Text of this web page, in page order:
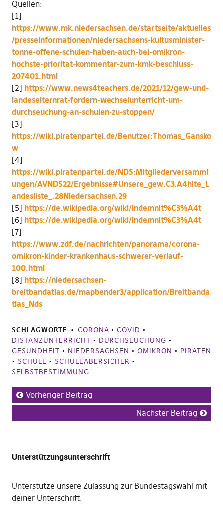
Quellen:
[1]
https://www.mk.niedersachsen.de/startseite/aktuelles
/presseinformationen/niedersachsens-kultusminister-
tonne-offene-schulen-haben-auch-bei-omikron-
hochste-prioritat-kommentar-zum-kmk-beschluss-
207401.html
[2] https://www.news4teachers.de/2021/12/gew-und-
landeselternrat-fordern-wechselunterricht-um-
durchseuchung-an-schulen-zu-stoppen/
[3]
https://wiki.piratenpartei.de/Benutzer:Thomas_Gansko
w
[4]
https://wiki.piratenpartei.de/NDS:Mitgliederversamml
ungen/AVNDS22/Ergebnisse#Unsere_gew.C3.A4hlte_L
andesliste_.28Niedersachsen.29
[5] https://de.wikipedia.org/wiki/Indemnit%C3%A4t
[6] https://de.wikipedia.org/wiki/Indemnit%C3%A4t
[7]
https://www.zdf.de/nachrichten/panorama/corona-
omikron-kinder-krankenhaus-schwerer-verlauf-
100.html
[8] https://niedersachsen-
breitbandatlas.de/mapbender3/application/Breitbanda
tlas_Nds
SCHLAGWORTE CORONA • COVID •
DISTANZUNTERRICHT • DURCHSEUCHUNG •
GESUNDHEIT • NIEDERSACHSEN • OMIKRON • PIRATEN
• SCHULE • SCHULEABERSICHER •
SELBSTBESTIMMUNG
Vorheriger Beitrag
Nächster Beitrag
Unterstützungsunterschrift
Unterstütze unsere Zulassung zur Bundestagswahl mit
deiner Unterschrift.